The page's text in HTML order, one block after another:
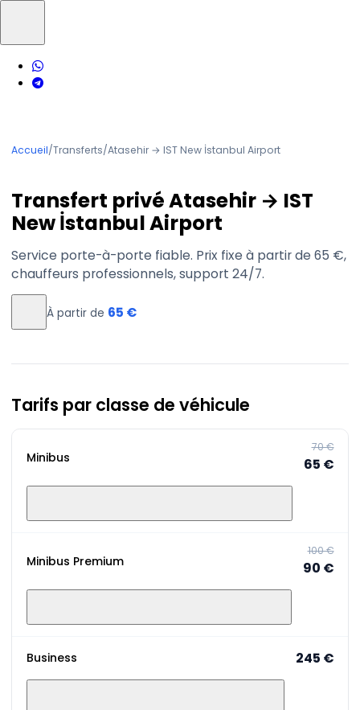
Accueil/Transferts/Atasehir → IST New İstanbul Airport
Transfert privé Atasehir → IST
New İstanbul Airport
Service porte-à-porte fiable. Prix fixe à partir de 65 €,
chauffeurs professionnels, support 24/7.
À partir de 65 €
Tarifs par classe de véhicule
Minibus
70 €
65 €
Minibus Premium
100 €
90 €
Business 245 €